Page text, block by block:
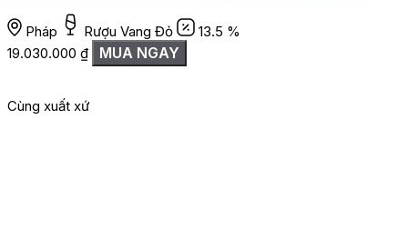
Pháp Rượu Vang Đỏ
13.5 %
19.030.000 ₫ MUA NGAY
Cùng xuất xứ